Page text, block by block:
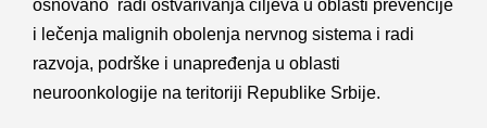
osnovano radi ostvarivanja cilјeva u oblasti prevencije
i lečenja malignih obolenja nervnog sistema i radi
razvoja, podrške i unapređenja u oblasti
neuroonkologije na teritoriji Republike Srbije.